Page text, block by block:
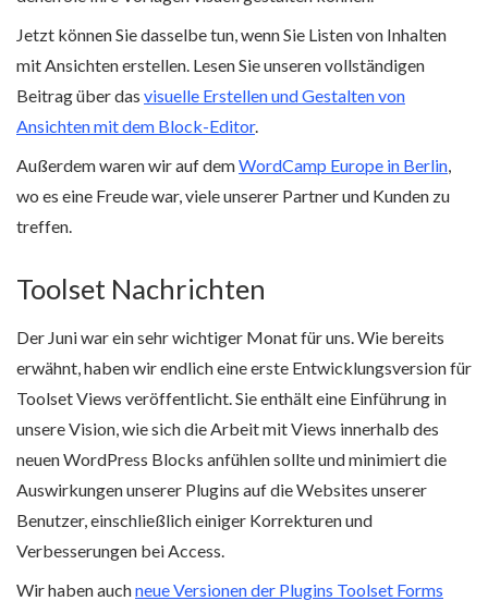
Jetzt können Sie dasselbe tun, wenn Sie Listen von Inhalten
mit Ansichten erstellen. Lesen Sie unseren vollständigen
Beitrag über das visuelle Erstellen und Gestalten von
Ansichten mit dem Block-Editor.
Außerdem waren wir auf demWordCamp Europe in Berlin,
wo es eine Freude war, viele unserer Partner und Kunden zu
treffen.
Toolset Nachrichten
Der Juni war ein sehr wichtiger Monat für uns. Wie bereits
erwähnt, haben wir endlich eine erste Entwicklungsversion für
Toolset Views veröffentlicht. Sie enthält eine Einführung in
unsere Vision, wie sich die Arbeit mit Views innerhalb des
neuen WordPress Blocks anfühlen sollte und minimiert die
Auswirkungen unserer Plugins auf die Websites unserer
Benutzer, einschließlich einiger Korrekturen und
Verbesserungen bei Access.
Wir haben auchneue Versionen der Plugins Toolset Forms